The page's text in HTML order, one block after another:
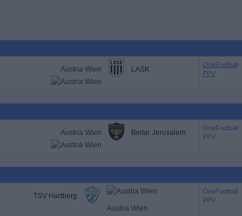
Austria Wien LASK
OneFootball
PPV
Austria Wien Beitar Jerusalem
OneFootball
PPV
TSV Hartberg
Austria Wien
OneFootball
PPV